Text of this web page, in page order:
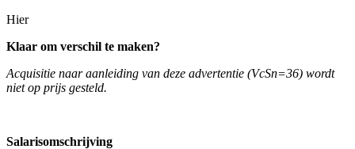
Hier
Klaar om verschil te maken?
Acquisitie naar aanleiding van deze advertentie (VcSn=36) wordt
niet op prijs gesteld.
Salarisomschrijving